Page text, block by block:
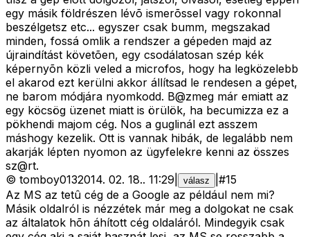
egy másik földrészen lévõ ismerõssel vagy rokonnal
beszélgetsz etc... egyszer csak bumm, megszakad
minden, fossá omlik a rendszer a gépeden majd az
újraindítást követõen, egy csodálatosan szép kék
képernyõn közli veled a microfos, hogy ha legközelebb
el akarod ezt kerülni akkor állítsad le rendesen a gépet,
ne barom módjára nyomkodd. B@zmeg már emiatt az
egy köcsög üzenet miatt is örülök, ha becumizza ez a
pökhendi majom cég. Nos a guglinál ezt asszem
máshogy kezelik. Ott is vannak hibák, de legalább nem
akarják lépten nyomon az ügyfelekre kenni az összes
sz@rt.
© tomboy0132014. 02. 18.. 11:29 válasz #15
Az MS az tetû cég de a Google az például nem mi?
Másik oldalról is nézzétek már meg a dolgokat ne csak
az általatok hõn áhított cég oldaláról. Mindegyik csak